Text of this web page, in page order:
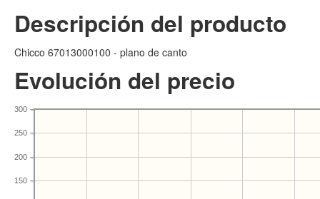
Descripción del producto
Chicco 67013000100 - plano de canto
Evolución del precio
150
200
250
300